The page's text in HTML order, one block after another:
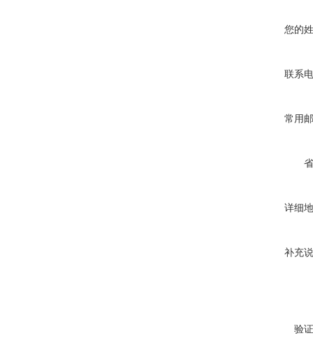
您的
联系
常用
详细
补充
验